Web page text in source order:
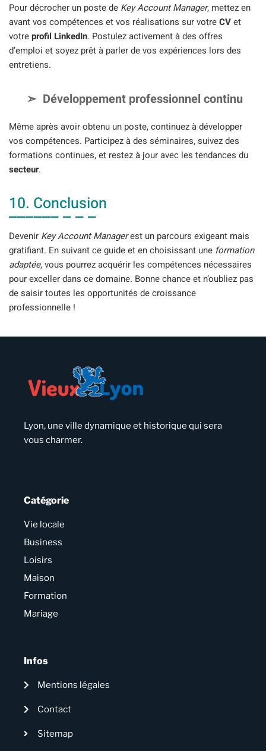
Pour décrocher un poste de Key Account Manager, mettez en
avant vos compétences et vos réalisations sur votreCVet
votreprofil LinkedIn. Postulez activement à des offres
d’emploi et soyez prêt à parler de vos expériences lors des
entretiens.
Développement professionnel continu
Même après avoir obtenu un poste, continuez à développer
vos compétences. Participez à des séminaires, suivez des
formations continues, et restez à jour avec les tendances du
secteur.
10. Conclusion
Devenir Key Account Managerest un parcours exigeant mais
gratifiant. En suivant ce guide et en choisissant une formation
adaptée, vous pourrez acquérir les compétences nécessaires
pour exceller dans ce domaine. Bonne chance et n’oubliez pas
de saisir toutes les opportunités de croissance
professionnelle !
Lyon, une ville dynamique et historique qui sera
vous charmer.
Catégorie
Vie locale
Business
Loisirs
Maison
Formation
Mariage
Infos
Mentions légales
Contact
Sitemap